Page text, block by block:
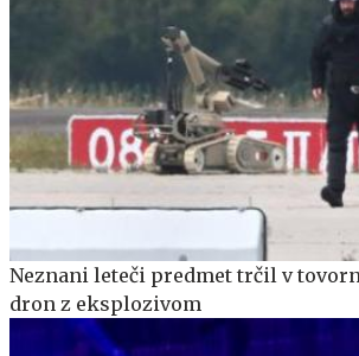
Neznani leteči predmet trčil v
dron z eksplozivom